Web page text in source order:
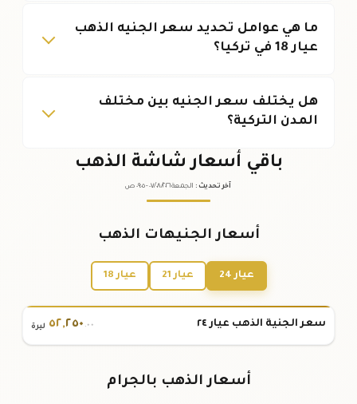
ما هي عوامل تحديد سعر الجنيه الذهب
عيار 18 في تركيا؟
هل يختلف سعر الجنيه بين مختلف
المدن التركية؟
باقي أسعار شاشة الذهب
آخر تحديث : الجمعة ٠٧ /٠٨/٢٠٢٦ - ٠٩:٠٥ ص
أسعار الجنيهات الذهب
عيار 24 عيار 21 عيار 18
سعر الجنية الذهب عيار ٢٤ ٥٢,٢٥٠ .٠٠ ليرة
أسعار الذهب بالجرام